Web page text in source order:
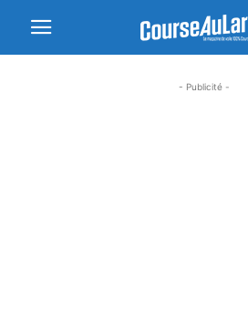
- Publicité -